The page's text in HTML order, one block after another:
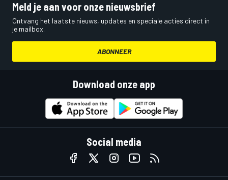
Meld je aan voor onze nieuwsbrief
Ontvang het laatste nieuws, updates en speciale acties direct in
je mailbox.
ABONNEER
Download onze app
Social media